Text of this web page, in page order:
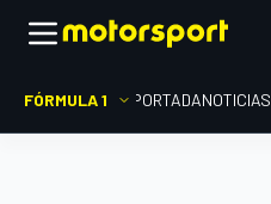
FÓRMULA 1 PORTADANOTICIAS